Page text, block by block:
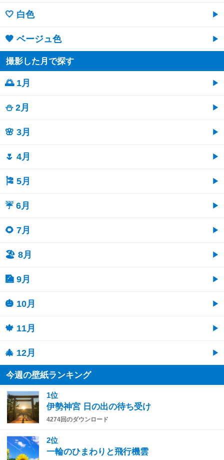
🤍 白色
🤎 ベージュ色
撮影した月で探す
🌅 1月
⛄ 2月
🌸 3月
🌷 4月
🎏 5月
☔ 6月
🌻 7月
🏖 8月
🎑 9月
🎃 10月
🍁 11月
🎄 12月
今週の壁紙ランキング
1位
伊勢神宮 日の出の待ち受け
4274回のダウンロード
2位
一輪のひまわりと飛行機雲